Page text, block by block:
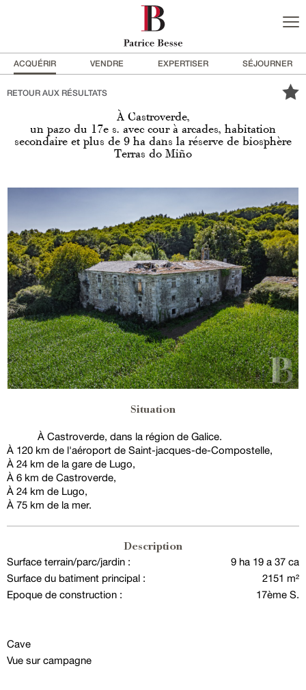
ACQUÉRIR VENDRE EXPERTISER SÉJOURNER
RETOUR AUX RÉSULTATS
À Castroverde,
un pazo du 17e s. avec cour à arcades, habitation
secondaire et plus de 9 ha dans la réserve de biosphère
Terras do Miño
Situation
À Castroverde, dans la région de Galice.
À 120 km de l'aéroport de Saint-jacques-de-Compostelle,
À 24 km de la gare de Lugo,
À 6 km de Castroverde,
À 24 km de Lugo,
À 75 km de la mer.
Description
Surface terrain/parc/jardin :
9 ha 19 a 37 ca
Surface du batiment principal :
2151 m²
Epoque de construction :
17ème S.
Cave
Vue sur campagne